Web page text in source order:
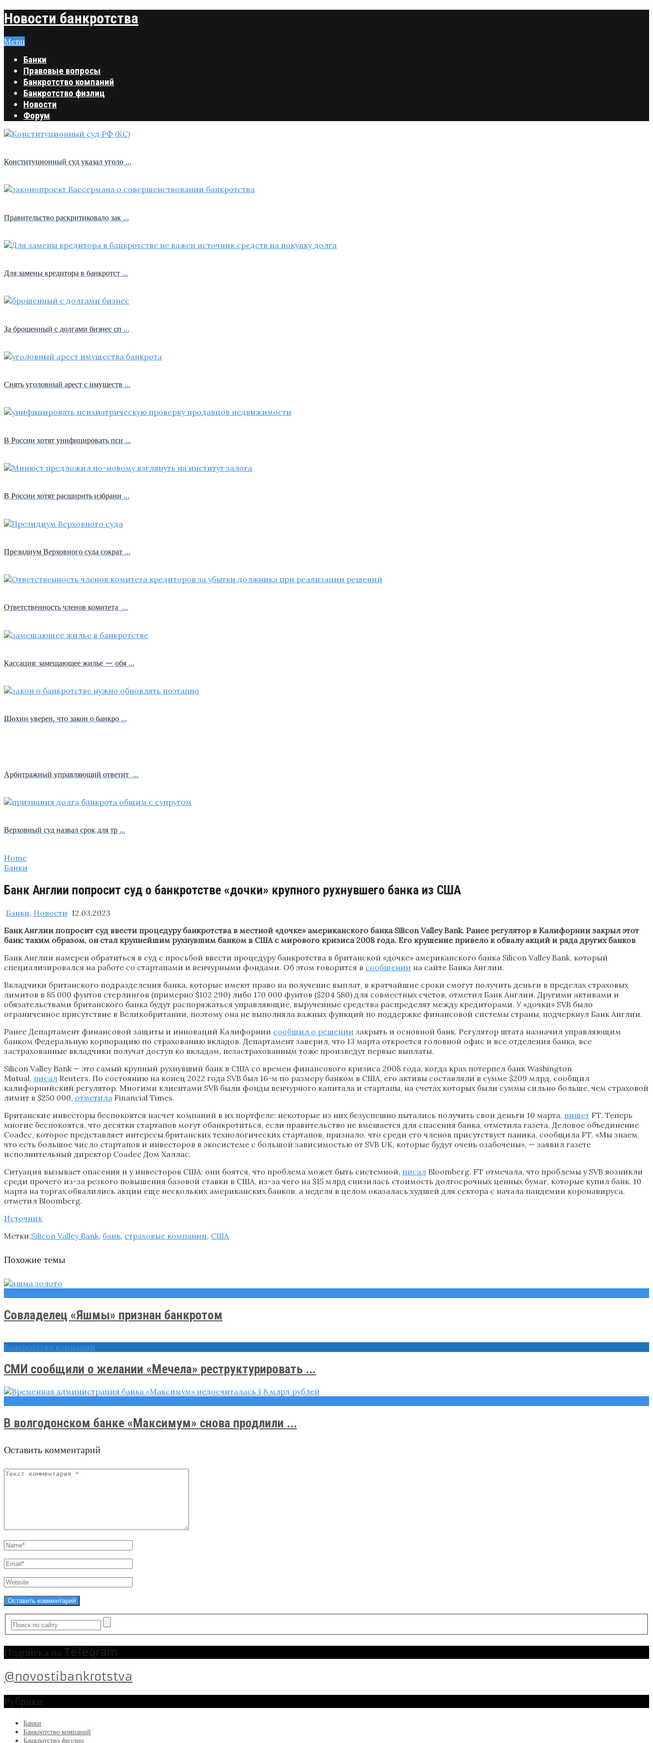
Новости банкротства
Menu
Банки
Правовые вопросы
Банкротство компаний
Банкротство физлиц
Новости
Форум
Конституционный суд указал уголо …
Правительство раскритиковало зак …
Для замены кредитора в банкротст …
За брошенный с долгами бизнес сп …
Снять уголовный арест с имуществ …
В России хотят унифицировать пси …
В России хотят расширить избрани …
Президиум Верховного суда сократ …
Ответственность членов комитета …
Кассация: замещающее жилье — обя …
Шохин уверен, что закон о банкро …
Арбитражный управляющий ответит …
Верховный суд назвал срок для тр …
Home
Банки
Банк Англии попросит суд о банкротстве «дочки» крупного рухнувшего банка из США
Банки, Новости 12.03.2023
Банк Англии попросит суд ввести процедуру банкротства в местной «дочке» американского банка Silicon Valley Bank. Ранее регулятор в Калифорнии закрыл этот
банк: таким образом, он стал крупнейшим рухнувшим банком в США с мирового кризиса 2008 года. Его крушение привело к обвалу акций и ряда других банков
Банк Англии намерен обратиться в суд с просьбой ввести процедуру банкротства в британской «дочке» американского банка Silicon Valley Bank, который
специализировался на работе со стартапами и венчурными фондами. Об этом говорится в сообщении на сайте Банка Англии.
Вкладчики британского подразделения банка, которые имеют право на получение выплат, в кратчайшие сроки смогут получить деньги в пределах страховых
лимитов в 85 000 фунтов стерлингов (примерно $102 290) либо 170 000 фунтов ($204 580) для совместных счетов, отметил Банк Англии. Другими активами и
обязательствами британского банка будут распоряжаться управляющие, вырученные средства распределят между кредиторами. У «дочки» SVB было
ограниченное присутствие в Великобритании, поэтому она не выполняла важных функций по поддержке финансовой системы страны, подчеркнул Банк Англии.
Ранее Департамент финансовой защиты и инноваций Калифорнии сообщил о решении закрыть и основной банк. Регулятор штата назначил управляющим
банком Федеральную корпорацию по страхованию вкладов. Департамент заверил, что 13 марта откроется головной офис и все отделения банка, все
застрахованные вкладчики получат доступ ко вкладам, незастрахованным тоже произведут первые выплаты.
Silicon Valley Bank — это самый крупный рухнувший банк в США со времен финансового кризиса 2008 года, когда крах потерпел банк Washington
Mutual, писал Reuters. По состоянию на конец 2022 года SVB был 16-м по размеру банком в США, его активы составляли в сумме $209 млрд, сообщил
калифорнийский регулятор. Многими клиентами SVB были фонды венчурного капитала и стартапы, на счетах которых были суммы сильно больше, чем страховой
лимит в $250 000, отметила Financial Times.
Британские инвесторы беспокоятся насчет компаний в их портфеле: некоторые из них безуспешно пытались получить свои деньги 10 марта, пишет FT. Теперь
многие беспокоятся, что десятки стартапов могут обанкротиться, если правительство не вмешается для спасения банка, отметила газета. Деловое объединение
Coadec, которое представляет интересы британских технологических стартапов, признало, что среди его членов присутствует паника, сообщила FT. «Мы знаем,
что есть большое число стартапов и инвесторов в экосистеме с большой зависимостью от SVB UK, которые будут очень озабочены», — заявил газете
исполнительный директор Coadec Дом Халлас.
Ситуация вызывает опасения и у инвесторов США: они боятся, что проблема может быть системной, писал Bloomberg. FT отмечала, что проблемы у SVB возникли
среди прочего из-за резкого повышения базовой ставки в США, из-за чего на $15 млрд снизилась стоимость долгосрочных ценных бумаг, которые купил банк. 10
марта на торгах обвалились акции еще нескольких американских банков, а неделя в целом оказалась худшей для сектора с начала пандемии коронавируса,
отметил Bloomberg.
Источник
Метки:Silicon Valley Bank, банк, страховые компании, США
Похожие темы
Совладелец «Яшмы» признан банкротом
Банкротство компаний
СМИ сообщили о желании «Мечела» реструктурировать ...
В волгодонском банке «Максимум» снова продлили ...
Оставить комментарий
Подписка на Telegram
@novostibankrotstva
Рубрики
Банки
Банкротство компаний
Банкротство физлиц